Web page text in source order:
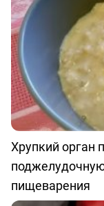
Хрупкий орган
пищеварения